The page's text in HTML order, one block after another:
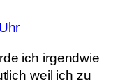
ich irgendwie
weil ich zu